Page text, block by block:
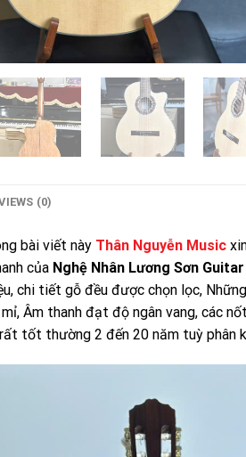
(0)
bài viết này Thân Nguyễn Music
của Nghệ Nhân Lương Sơn Guitar
chi tiết gỗ đều được chọn lọc,
Âm thanh đạt độ ngân vang, các
tốt thường 2 đến 20 năm tuỳ phân